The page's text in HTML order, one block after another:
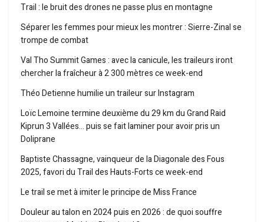
Trail : le bruit des drones ne passe plus en montagne
Séparer les femmes pour mieux les montrer : Sierre-Zinal se
trompe de combat
Val Tho Summit Games : avec la canicule, les traileurs iront
chercher la fraîcheur à 2 300 mètres ce week-end
Théo Detienne humilie un traileur sur Instagram
Loïc Lemoine termine deuxième du 29 km du Grand Raid
Kiprun 3 Vallées… puis se fait laminer pour avoir pris un
Doliprane
Baptiste Chassagne, vainqueur de la Diagonale des Fous
2025, favori du Trail des Hauts-Forts ce week-end
Le trail se met à imiter le principe de Miss France
Douleur au talon en 2024 puis en 2026 : de quoi souffre